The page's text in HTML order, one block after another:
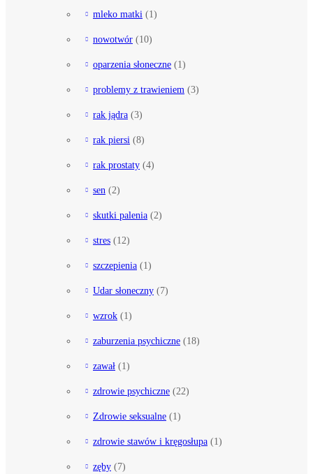
mleko matki (1)
nowotwór (10)
oparzenia słoneczne (1)
problemy z trawieniem (3)
rak jądra (3)
rak piersi (8)
rak prostaty (4)
sen (2)
skutki palenia (2)
stres (12)
szczepienia (1)
Udar słoneczny (7)
wzrok (1)
zaburzenia psychiczne (18)
zawał (1)
zdrowie psychiczne (22)
Zdrowie seksualne (1)
zdrowie stawów i kręgosłupa (1)
zęby (7)